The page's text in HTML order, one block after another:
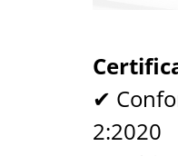
✔
2:2020